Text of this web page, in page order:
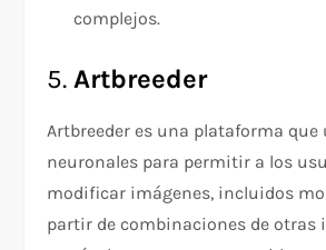
complejos.
5.Artbreeder
Artbreeder es una plataforma que
neuronales para permitir a los
modificar imágenes, incluidos
partir de combinaciones de otras